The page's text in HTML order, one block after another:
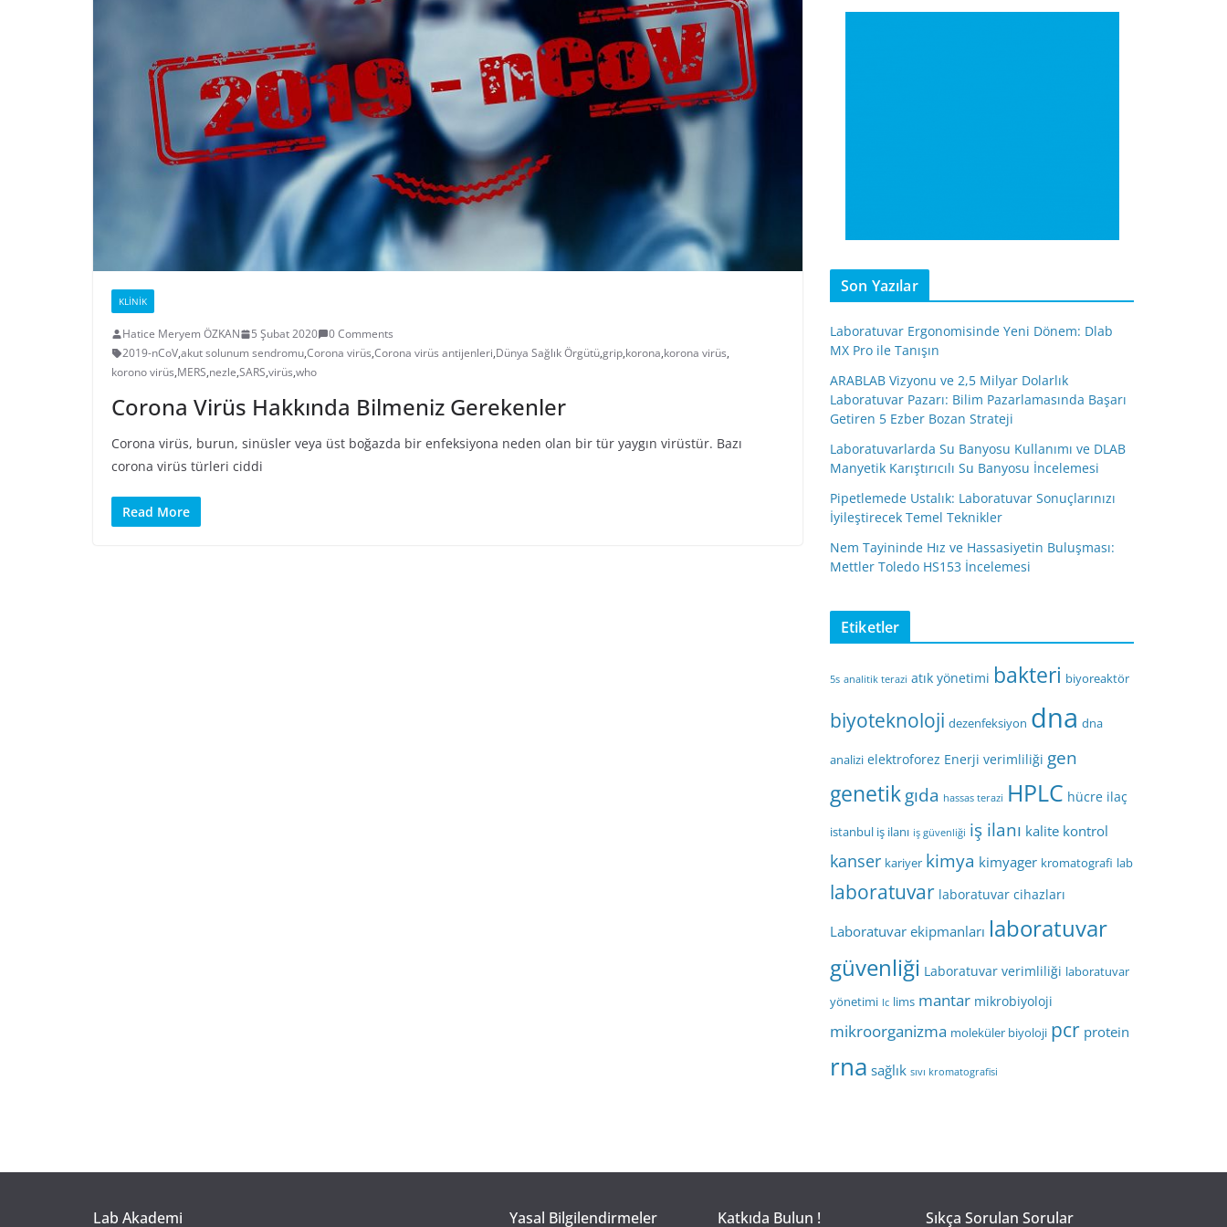
KLINIK
Hatice Meryem ÖZKAN 5 Şubat 2020
0 Comments
2019-nCoV,akut solunum sendromu,Corona virüs,Corona virüs antijenleri,Dünya Sağlık Örgütü,grip,korona,korona virüs,
korono virüs,MERS,nezle,SARS,virüs,who
Corona Virüs Hakkında Bilmeniz Gerekenler
Corona virüs, burun, sinüsler veya üst boğazda bir enfeksiyona neden olan bir tür yaygın virüstür. Bazı
corona virüs türleri ciddi
Read More
Son Yazılar
Laboratuvar Ergonomisinde Yeni Dönem: Dlab
MX Pro ile Tanışın
ARABLAB Vizyonu ve 2,5 Milyar Dolarlık
Laboratuvar Pazarı: Bilim Pazarlamasında Başarı
Getiren 5 Ezber Bozan Strateji
Laboratuvarlarda Su Banyosu Kullanımı ve DLAB
Manyetik Karıştırıcılı Su Banyosu İncelemesi
Pipetlemede Ustalık: Laboratuvar Sonuçlarınızı
İyileştirecek Temel Teknikler
Nem Tayininde Hız ve Hassasiyetin Buluşması:
Mettler Toledo HS153 İncelemesi
Etiketler
5s analitik terazi atık yönetimi bakteri biyoreaktör
biyoteknoloji dezenfeksiyon dna dna
analizi elektroforez Enerji verimliliği gen
genetikgıda hassas terazi HPLC hücre ilaç
istanbul iş ilanı iş güvenliği iş ilanı kalite kontrol
kanser kariyer kimya kimyager kromatografi lab
laboratuvar laboratuvar cihazları
Laboratuvar ekipmanları laboratuvar
güvenliği Laboratuvar verimliliği laboratuvar
yönetimi lc lims mantar mikrobiyoloji
mikroorganizma moleküler biyoloji pcr protein
rna sağlık sıvı kromatografisi
Lab Akademi Yasal Bilgilendirmeler Katkıda Bulun ! Sıkça Sorulan Sorular